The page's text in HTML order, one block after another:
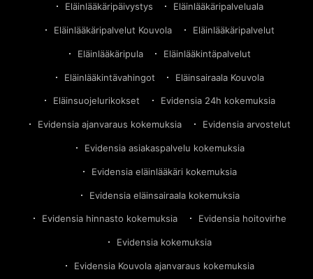
Eläinlääkäripäivystys Eläinlääkäripalveluala
Eläinlääkäripalvelut Kouvola Eläinlääkäripalvelut
Eläinlääkäripula Eläinlääkintäpalvelut
Eläinlääkintävahingot Eläinsairaala Kouvola
Eläinsuojelurikokset Evidensia 24h kokemuksia
Evidensia ajanvaraus kokemuksia Evidensia arvostelut
Evidensia asiakaspalvelu kokemuksia
Evidensia eläinlääkäri kokemuksia
Evidensia eläinsairaala kokemuksia
Evidensia hinnasto kokemuksia Evidensia hoitovirhe
Evidensia kokemuksia
Evidensia Kouvola ajanvaraus kokemuksia